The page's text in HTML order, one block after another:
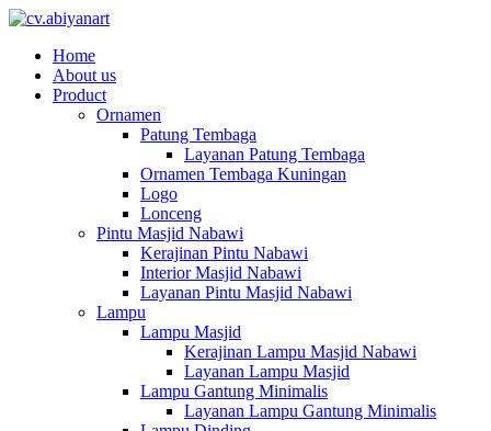
Home
About us
Product
Ornamen
Patung Tembaga
Layanan Patung Tembaga
Ornamen Tembaga Kuningan
Logo
Lonceng
Pintu Masjid Nabawi
Kerajinan Pintu Nabawi
Interior Masjid Nabawi
Layanan Pintu Masjid Nabawi
Lampu
Lampu Masjid
Kerajinan Lampu Masjid Nabawi
Layanan Lampu Masjid
Lampu Gantung Minimalis
Layanan Lampu Gantung Minimalis